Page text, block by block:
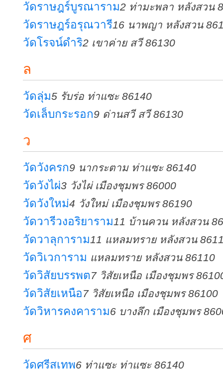
วัดราษฎร์บูรณาราม2 ท่ามะพลา หลังสวน
วัดราษฎร์อรุณวารี16 นาพญา หลังสวน
วัดโรจน์ดำริ2 เขาค่าย สวี 86130
ล
วัดลุ่ม5 รับร่อ ท่าแซะ 86140
วัดเล็บกระรอก9 ด่านสวี สวี 86130
ว
วัดวังครก9 นากระตาม ท่าแซะ 86140
วัดวังไผ่3 วังไผ่ เมืองชุมพร 86000
วัดวังใหม่4 วังใหม่ เมืองชุมพร 86190
วัดวารีวงอริยาราม11 บ้านควน หลังสวน
วัดวาลุการาม11 แหลมทราย หลังสวน
วัดวิเวการาม แหลมทราย หลังสวน 86110
วัดวิสัยบรรพต7 วิสัยเหนือ เมืองชุมพร
วัดวิสัยเหนือ7 วิสัยเหนือ เมืองชุมพร 86100
วัดวิหารคงคาราม6 บางลึก เมืองชุมพร
ศ
วัดศรีสุเทพ6 ท่าแซะ ท่าแซะ 86140